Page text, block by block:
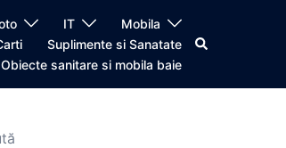
IT
Mobila
Suplimente si Sanatate
Obiecte sanitare si mobila baie
Caută